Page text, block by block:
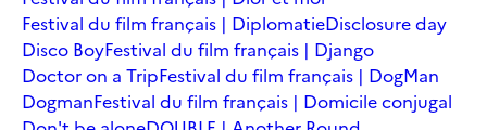
Festival du film français | DiplomatieDisclosure day
Disco BoyFestival du film français | Django
Doctor on a TripFestival du film français | DogMan
DogmanFestival du film français | Domicile conjugal